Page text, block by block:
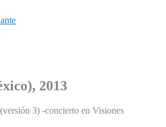
2013
3) -concierto en Visiones